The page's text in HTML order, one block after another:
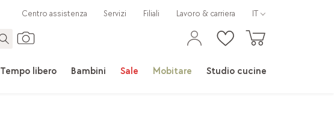
libero Bambini Sale Mobitare Studio cucine
Centro assistenza Servizi Filiali Lavoro & carriera IT